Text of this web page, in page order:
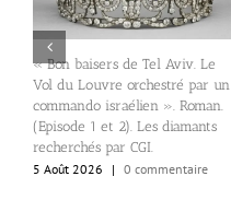
« Bon baisers de Tel Aviv. Le
Vol du Louvre orchestré par un
commando israélien ». Roman.
(Episode 1 et 2). Les diamants
recherchés par CGI.
5 Août 2026
| 0 commentaire